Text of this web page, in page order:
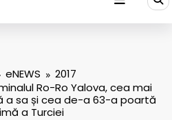
eNEWS
2017
Ro-Ro Yalova, cea mai
a sa și cea de-a 63-a poartă
a Turciei